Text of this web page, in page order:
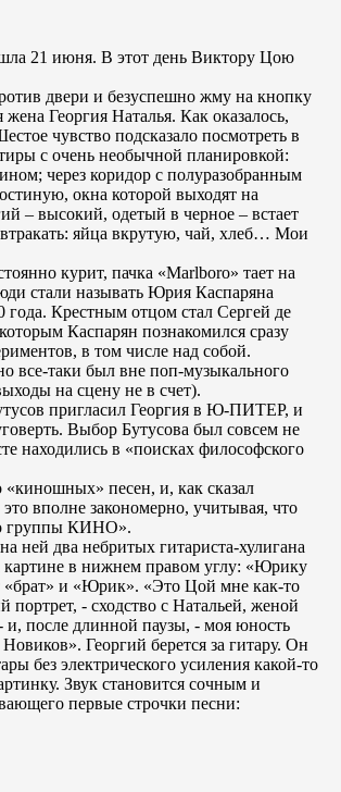
21 июня. В этот день Виктору Цою
двери и безуспешно жму на кнопку
Георгия Наталья. Как оказалось,
чувство подсказало посмотреть в
с очень необычной планировкой:
через коридор с полуразобранным
окна которой выходят на
– высокий, одетый в черное – встает
яйца вкрутую, чай, хлеб… Мои
курит, пачка «Marlboro» тает на
стали называть Юрия Каспаряна
Крестным отцом стал Сергей де
Каспарян познакомился сразу
в том числе над собой.
все-таки был вне поп-музыкального
на сцену не в счет).
пригласил Георгия в Ю-ПИТЕР, и
Выбор Бутусова был совсем не
находились в «поисках философского
песен, и, как сказал
вполне закономерно, учитывая, что
группы КИНО».
ней два небритых гитариста-хулигана
в нижнем правом углу: «Юрику
«брат» и «Юрик». «Это Цой мне как-то
- сходство с Натальей, женой
и, после длинной паузы, - моя юность
Георгий берется за гитару. Он
без электрического усиления какой-то
Звук становится сочным и
первые строчки песни: